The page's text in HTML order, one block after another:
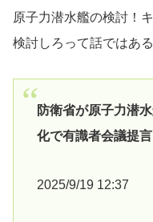
原子力潜水艦の検討！
検討しろって話ではある
防衛省が原子力潜
化で有識者会議提
2025/9/19 12:37